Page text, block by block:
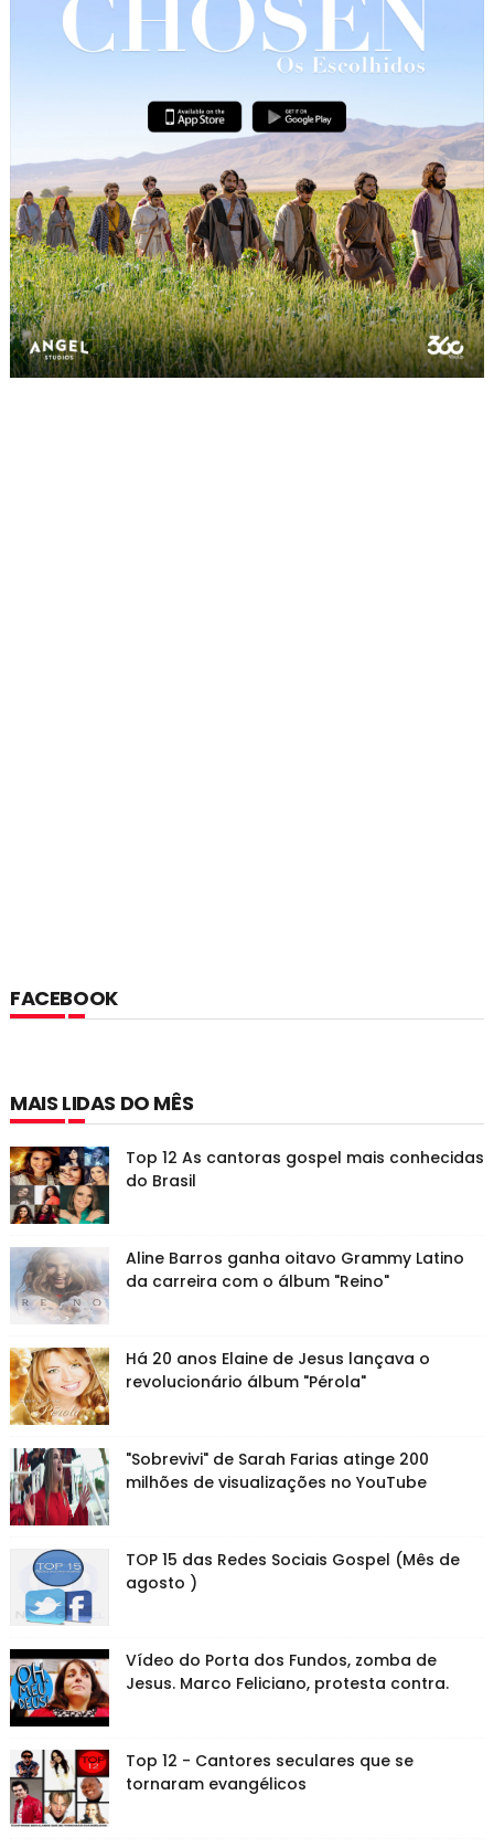
FACEBOOK
MAIS LIDAS DO MÊS
Top 12 As cantoras gospel mais conhecidas
do Brasil
Aline Barros ganha oitavo Grammy Latino
da carreira com o álbum "Reino"
Há 20 anos Elaine de Jesus lançava o
revolucionário álbum "Pérola"
"Sobrevivi" de Sarah Farias atinge 200
milhões de visualizações no YouTube
TOP 15 das Redes Sociais Gospel (Mês de
agosto )
Vídeo do Porta dos Fundos, zomba de
Jesus. Marco Feliciano, protesta contra.
Top 12 - Cantores seculares que se
tornaram evangélicos